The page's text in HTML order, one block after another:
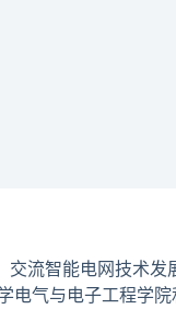
流智能电网技术发
电气与电子工程学